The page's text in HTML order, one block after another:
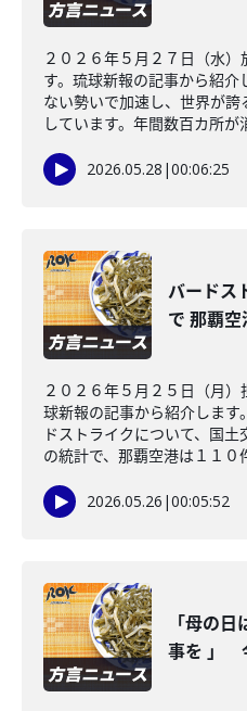
２０２６年５月２７日（水
す。琉球新報の記事から紹
ない勢いで加速し、世界が
しています。年間数百カ所が
2026.05.28 |00:06:25
バードス
で 那覇
２０２６年５月２５日（月
球新報の記事から紹介しま
ドストライクについて、国
の統計で、那覇空港は１１０
2026.05.26 |00:05:52
「母の
事を 」